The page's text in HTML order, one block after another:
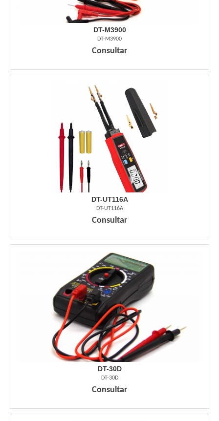
DT-M3900
DT-M3900
Consultar
DT-UT116A
DT-UT116A
Consultar
DT-30D
DT-30D
Consultar